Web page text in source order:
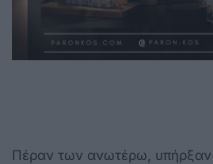
Πέραν των ανωτέρω, υπήρξαν